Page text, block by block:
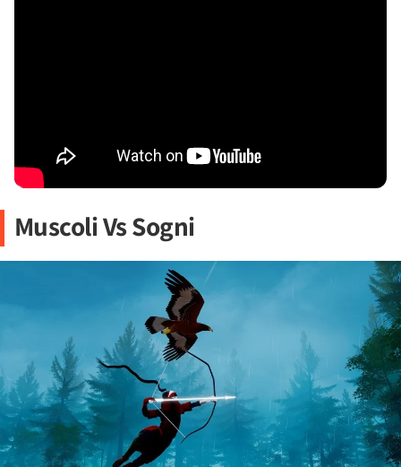
Muscoli Vs Sogni